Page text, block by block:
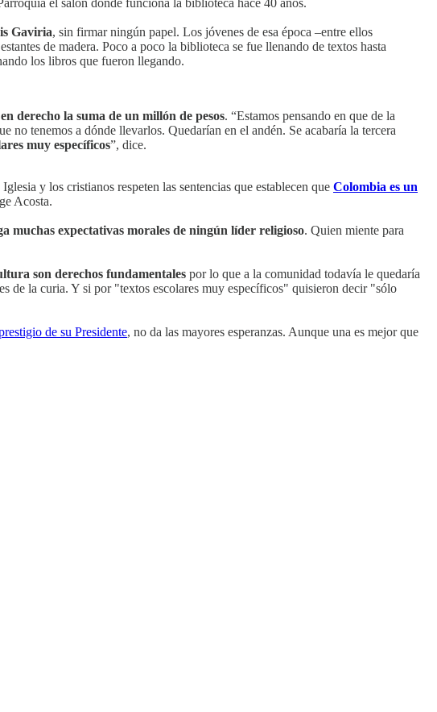
Gaviria, sin firmar ningún papel. Los jóvenes de esa época –entre ellos
de madera. Poco a poco la biblioteca se fue llenando de textos hasta
los libros que fueron llegando.
derecho la suma de un millón de pesos. “Estamos pensando en que de la
no tenemos a dónde llevarlos. Quedarían en el andén. Se acabaría la tercera
muy específicos”, dice.
y los cristianos respeten las sentencias que establecen que Colombia es un
Acosta.
muchas expectativas morales de ningún líder religioso. Quien miente para
son derechos fundamentales por lo que a la comunidad todavía le quedaría
de la curia. Y si por "textos escolares muy específicos" quisieron decir "sólo
de su Presidente, no da las mayores esperanzas. Aunque una es mejor que